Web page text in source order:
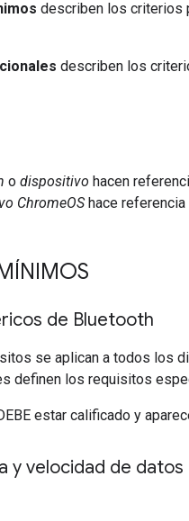
describen los criterios
describen los
o dispositivo hacen
ChromeOShace
de Bluetooth
se aplican a todos los
definen los requisitos
estar calificado y
y velocidad de